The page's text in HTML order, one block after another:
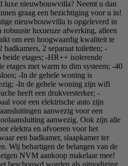
luxe nieuwbouwvilla? Neemt u dan
graag een bezichtiging voor u in!
nieuwbouwvilla is opgeleverd in
robuuste luxueuze afwerking, alleen
om een hoogwaardig kwaliteit te
badkamers, 2 separaat toiletten; -
etages; -HR++ isolerende
etages met warm to dim systeem; -40
-In de gehele woning is
-In de gehele woning zijn wifi
heeft een drukversterker; -
voor een elektrische auto zijn
aanwezig voor een
aanwezig. Ook zijn alle
elektra en afvoeren voor het
een badkamer, slaapkamer ter
Wij behartigen de belangen van de
NVM aankoop makelaar mee!